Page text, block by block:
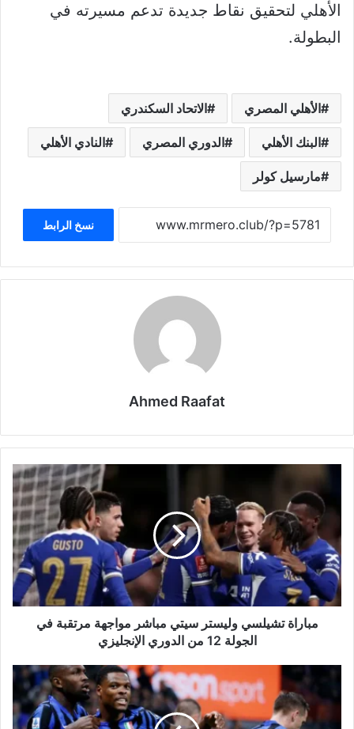
الأهلي لتحقيق نقاط جديدة تدعم مسيرته في
البطولة.
الأهلي المصري الاتحاد السكندري
البنك الأهلي الدوري المصري النادي الأهلي
مارسيل كولر
نسخ الرابط
Ahmed Raafat
وليستر
سيتي
مباشر
مواجهة
مرتقبة
في
الجولة
الإنجليزي
مباراة تشيلسي وليستر سيتي مباشر مواجهة مرتقبة في
الجولة 12 من الدوري الإنجليزي
مباراة
ميلان
وهيلاس